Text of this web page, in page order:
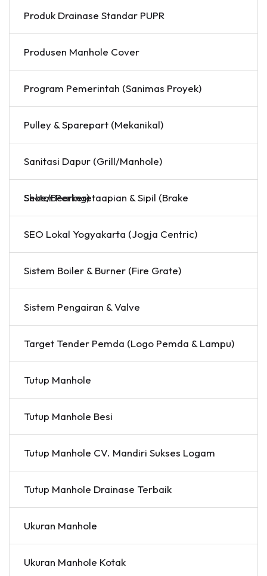
Produk Drainase Standar PUPR
Produsen Manhole Cover
Program Pemerintah (Sanimas Proyek)
Pulley & Sparepart (Mekanikal)
Sanitasi Dapur (Grill/Manhole)
Sektor Perkeretaapian & Sipil (Brake Shoe/Bearing)
SEO Lokal Yogyakarta (Jogja Centric)
Sistem Boiler & Burner (Fire Grate)
Sistem Pengairan & Valve
Target Tender Pemda (Logo Pemda & Lampu)
Tutup Manhole
Tutup Manhole Besi
Tutup Manhole CV. Mandiri Sukses Logam
Tutup Manhole Drainase Terbaik
Ukuran Manhole
Ukuran Manhole Kotak